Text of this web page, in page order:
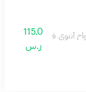
115.0
ر.س